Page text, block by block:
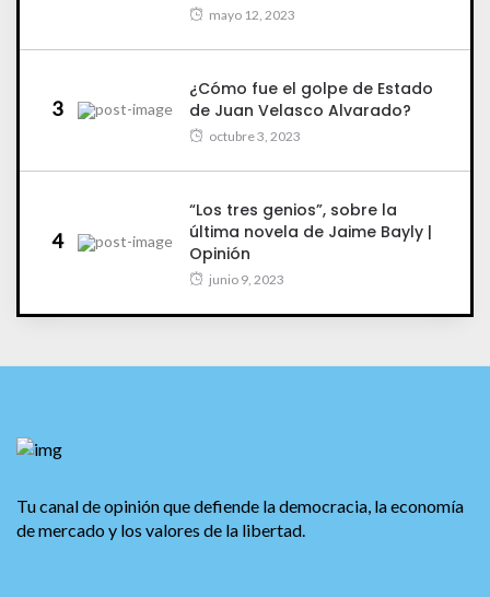
mayo 12, 2023
3
¿Cómo fue el golpe de Estado
de Juan Velasco Alvarado?
octubre 3, 2023
4
“Los tres genios”, sobre la
última novela de Jaime Bayly |
Opinión
junio 9, 2023
Tu canal de opinión que defiende la democracia, la economía
de mercado y los valores de la libertad.